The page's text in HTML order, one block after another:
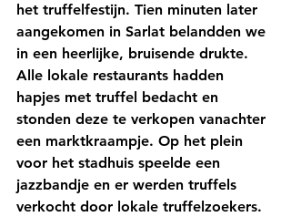
het truffelfestijn. Tien minuten later
aangekomen in Sarlat belandden we
in een heerlijke, bruisende drukte.
Alle lokale restaurants hadden
hapjes met truffel bedacht en
stonden deze te verkopen vanachter
een marktkraampje. Op het plein
voor het stadhuis speelde een
jazzbandje en er werden truffels
verkocht door lokale truffelzoekers.